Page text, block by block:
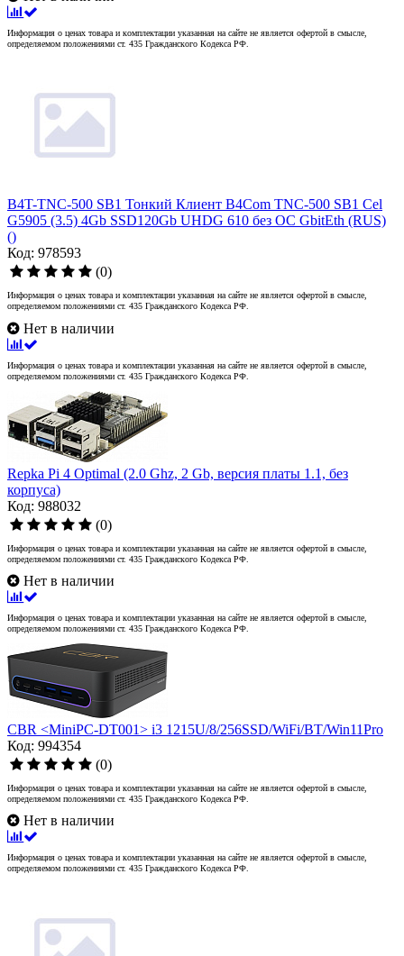
Информация о ценах товара и комплектации указанная на сайте не является офертой в смысле,
определяемом положениями ст. 435 Гражданского Кодекса РФ.
B4T-TNC-500 SB1 Тонкий Клиент B4Com TNC-500 SB1 Cel
G5905 (3.5) 4Gb SSD120Gb UHDG 610 без ОС GbitEth (RUS)
()
Код: 978593
(0)
Информация о ценах товара и комплектации указанная на сайте не является офертой в смысле,
определяемом положениями ст. 435 Гражданского Кодекса РФ.
Нет в наличии
Информация о ценах товара и комплектации указанная на сайте не является офертой в смысле,
определяемом положениями ст. 435 Гражданского Кодекса РФ.
Repka Pi 4 Optimal (2.0 Ghz, 2 Gb, версия платы 1.1, без
корпуса)
Код: 988032
(0)
Информация о ценах товара и комплектации указанная на сайте не является офертой в смысле,
определяемом положениями ст. 435 Гражданского Кодекса РФ.
Нет в наличии
Информация о ценах товара и комплектации указанная на сайте не является офертой в смысле,
определяемом положениями ст. 435 Гражданского Кодекса РФ.
CBR <MiniPC-DT001> i3 1215U/8/256SSD/WiFi/BT/Win11Pro
Код: 994354
(0)
Информация о ценах товара и комплектации указанная на сайте не является офертой в смысле,
определяемом положениями ст. 435 Гражданского Кодекса РФ.
Нет в наличии
Информация о ценах товара и комплектации указанная на сайте не является офертой в смысле,
определяемом положениями ст. 435 Гражданского Кодекса РФ.